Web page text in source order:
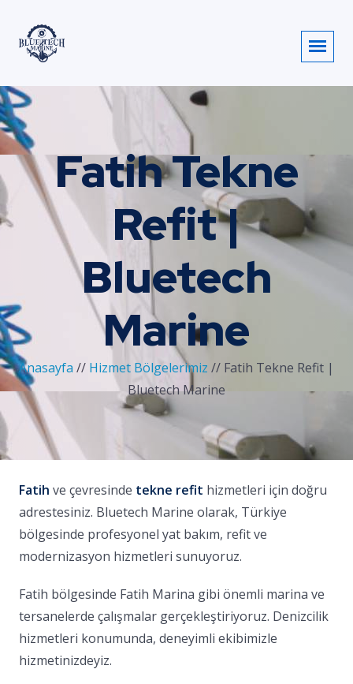
Fatih Tekne
Refit |
Bluetech
Marine
Anasayfa // Hizmet Bölgelerimiz // Fatih Tekne Refit |
Bluetech Marine
Fatih ve çevresinde tekne refit hizmetleri için doğru
adrestesiniz. Bluetech Marine olarak, Türkiye
bölgesinde profesyonel yat bakım, refit ve
modernizasyon hizmetleri sunuyoruz.
Fatih bölgesinde Fatih Marina gibi önemli marina ve
tersanelerde çalışmalar gerçekleştiriyoruz. Denizcilik
hizmetleri konumunda, deneyimli ekibimizle
hizmetinizdeyiz.